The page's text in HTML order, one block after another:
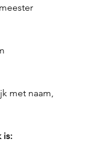
met naam,
is: